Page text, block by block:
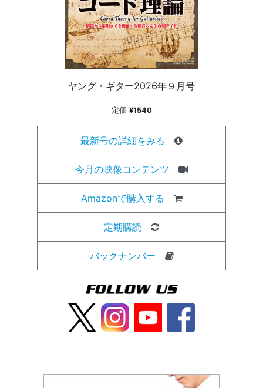
ヤング・ギター2026年９月号
定価 ¥1540
最新号の詳細をみる
今月の映像コンテンツ
Amazonで購入する
定期購読
バックナンバー